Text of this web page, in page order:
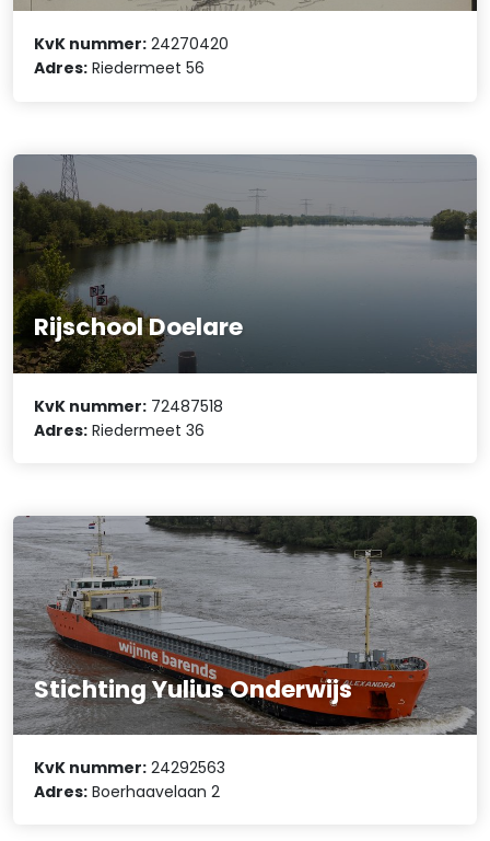
KvK nummer: 24270420
Adres: Riedermeet 56
Rijschool Doelare
KvK nummer: 72487518
Adres: Riedermeet 36
Stichting Yulius Onderwijs
KvK nummer: 24292563
Adres: Boerhaavelaan 2